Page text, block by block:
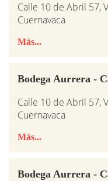
Calle 10 de Abril 57,
Cuernavaca
Más...
Bodega Aurrera -
Calle 10 de Abril 57,
Cuernavaca
Más...
Bodega Aurrera -